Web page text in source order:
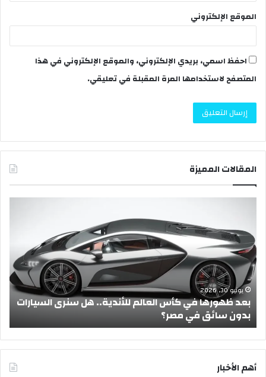
الموقع الإلكتروني
احفظ اسمي، بريدي الإلكتروني، والموقع الإلكتروني في هذا
المتصفح لاستخدامها المرة المقبلة في تعليقي.
المقالات المميزة
للأندية.. هل سنرى السيارات
ا
ز
ة
ع
ي
د
ا
أ
ض
ح
مايو 19, 2026
أيام متتالية بقرار من رئيس
أهم الأخبار